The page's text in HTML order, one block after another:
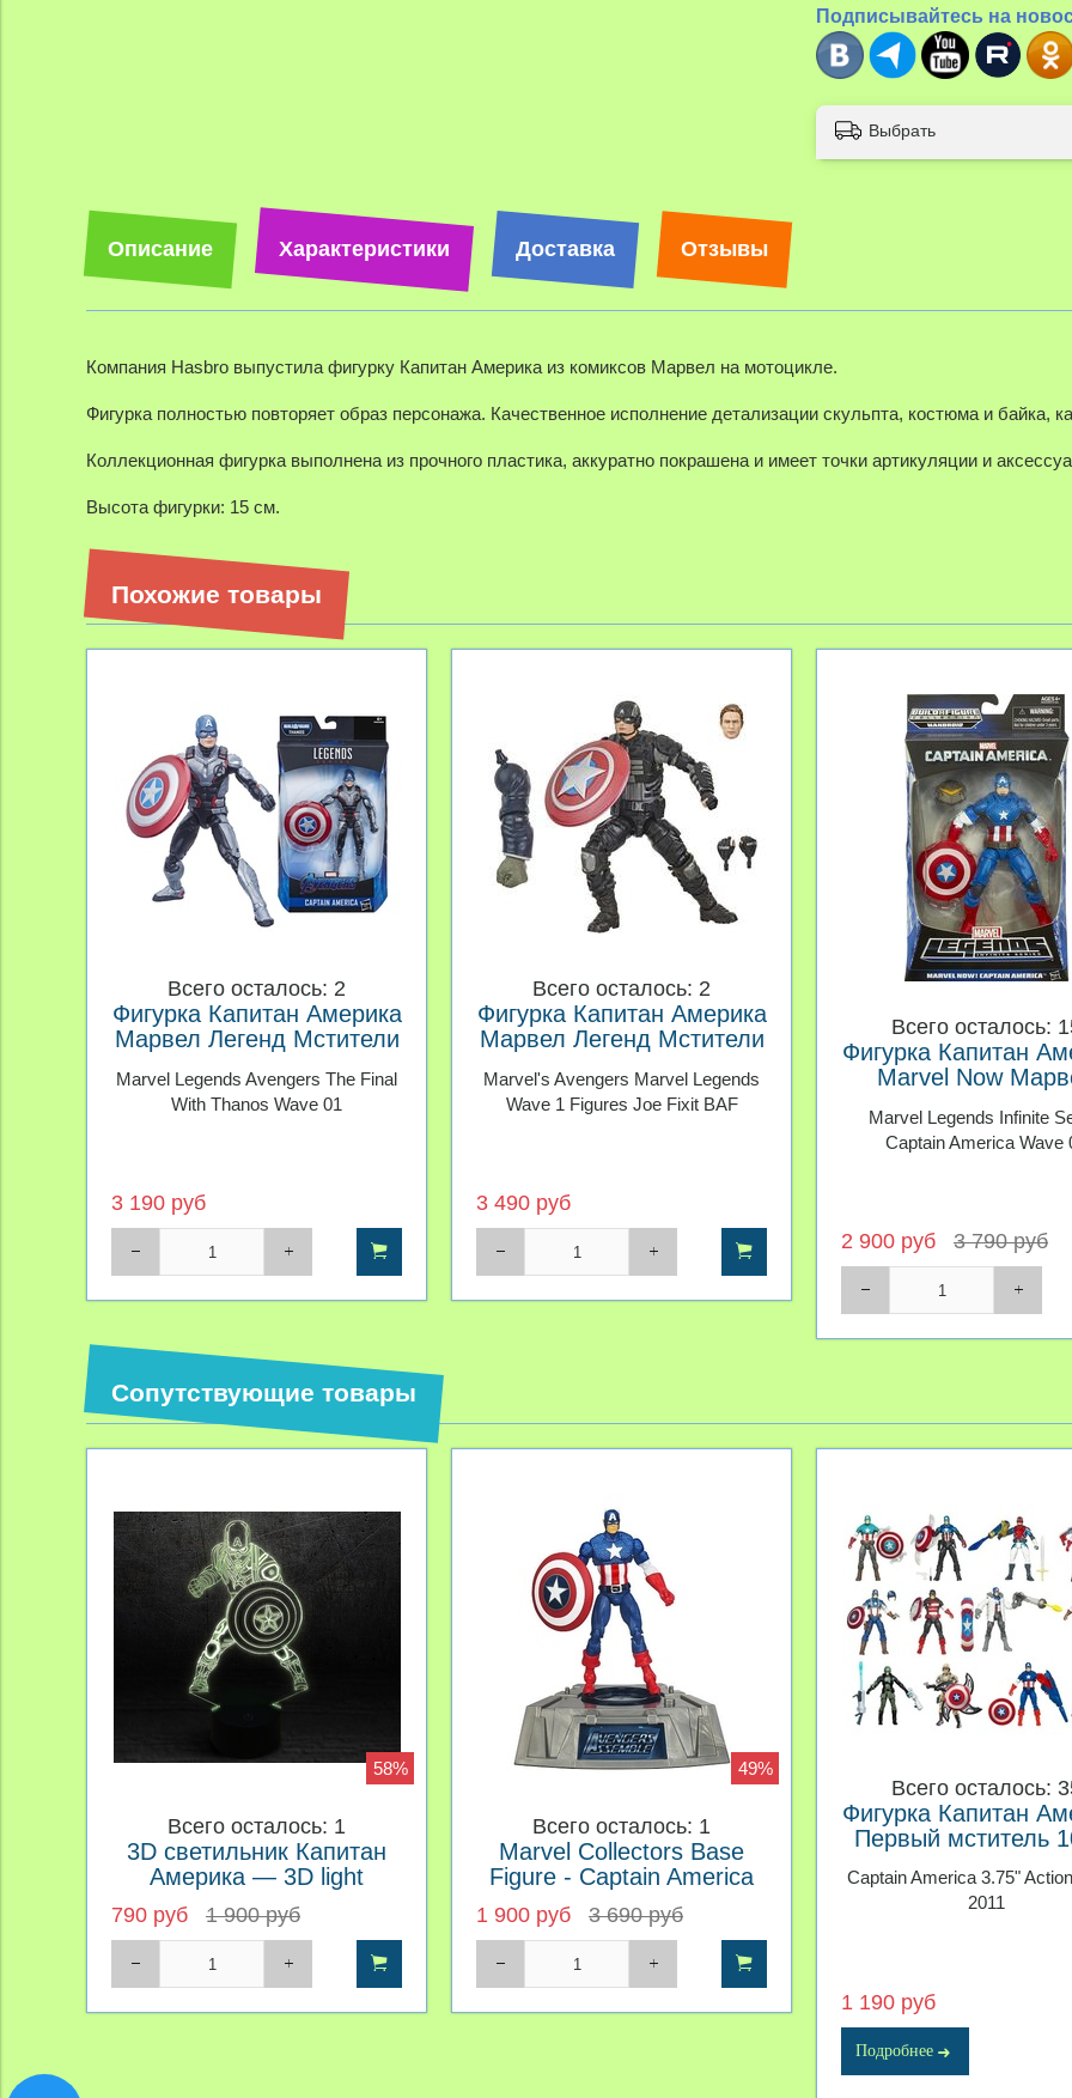
Подписывайтесь на
Выбрать
Описание Характеристики Доставка Отзывы
Компания Hasbro выпустила фигурку Капитан Америка из комиксов Марвел на мотоцикле.
Фигурка полностью повторяет образ персонажа. Качественное исполнение детализации скульпта, костюма и байка,
Коллекционная фигурка выполнена из прочного пластика, аккуратно покрашена и имеет точки артикуляции и
Высота фигурки: 15 см.
Похожие товары
Всего осталось: 2
Фигурка Капитан Америка
Марвел Легенд Мстители
Marvel Legends Avengers The Final
With Thanos Wave 01
3 190 руб
Всего осталось: 2
Фигурка Капитан Америка
Марвел Легенд Мстители
01
Marvel's Avengers Marvel Legends
Wave 1 Figures Joe Fixit BAF
3 490 руб
Всего осталось:
Фигурка Капитан
Marvel Now
Другая война
Marvel Legends Infinite
Captain America Wave
2 900 руб 3 790 руб
Сопутствующие товары
58%
Всего осталось: 1
3D светильник Капитан
Америка — 3D light
Captain America
790 руб 1 900 руб
49%
Всего осталось: 1
Marvel Collectors Base
Figure - Captain America
1 900 руб 3 690 руб
Всего осталось:
Фигурка Капитан
Первый мститель
Captain America 3.75"
2011
1 190 руб
Подробнее